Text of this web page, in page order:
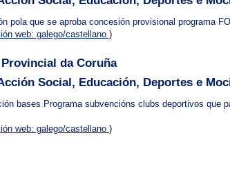
pola que se aproba concesión provisional programa
web: galego/castellano )
da Coruña
Social, Educación, Deportes e
bases Programa subvencións clubs deportivos que
web: galego/castellano )